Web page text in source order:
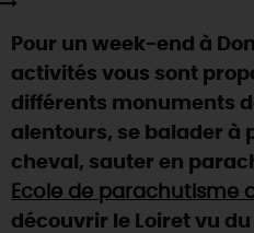
TOUTES
Vins et vignobles
Chic,une aire de pique-
Par ici les guinguettes
Que rapporter du Loiret ?
La Route desMétiers d'Art
TOUT
(re)Découvrir les
Expérimenterles
Une saison
Rendez-vous
INFOS &
RÉSERVER
Pour un week-end à
activités vous sont
différents monuments
alentours, se balader à
cheval, sauter en
Ecole de parachutisme
découvrir le Loiret vu du